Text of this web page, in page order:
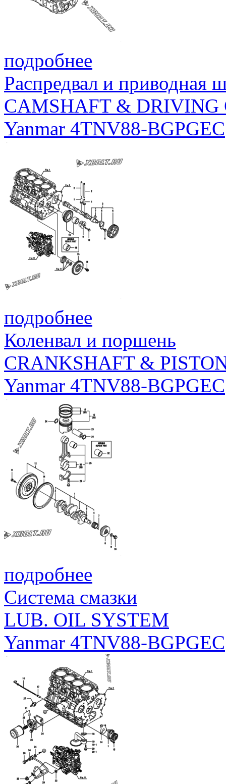
подробнее
Распредвал и приводная
CAMSHAFT & DRIVING
Yanmar 4TNV88-BGPGEC
подробнее
Коленвал и поршень
CRANKSHAFT &
Yanmar 4TNV88-BGPGEC
подробнее
Система смазки
LUB. OIL SYSTEM
Yanmar 4TNV88-BGPGEC